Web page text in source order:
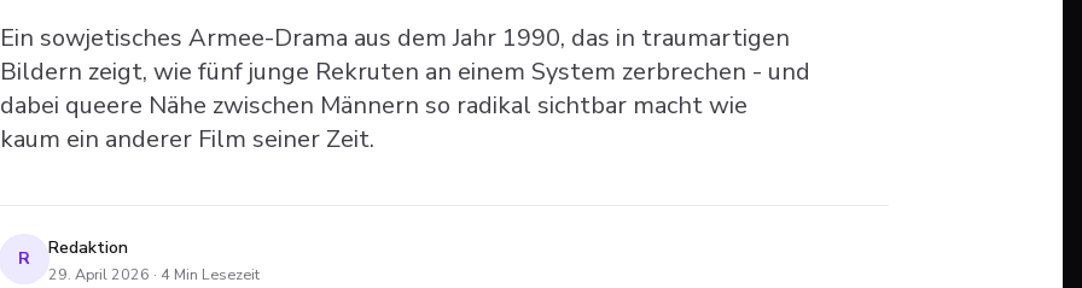
Ein sowjetisches Armee-Drama aus dem Jahr 1990, das in traumartigen
Bildern zeigt, wie fünf junge Rekruten an einem System zerbrechen - und
dabei queere Nähe zwischen Männern so radikal sichtbar macht wie
kaum ein anderer Film seiner Zeit.
R Redaktion
29. April 2026 · 4 Min Lesezeit